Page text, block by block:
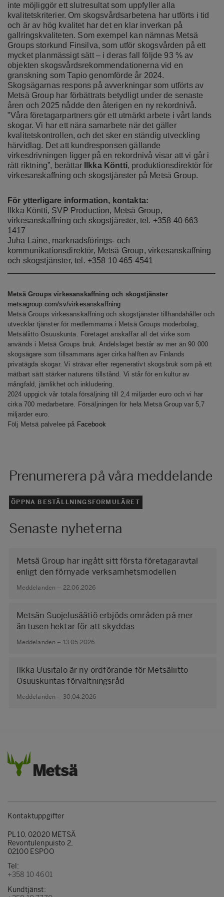
inte möjliggör ett slutresultat som uppfyller alla
kvalitetskriterier. Om skogsvårdsarbetena har utförts i tid
och är av hög kvalitet har det en klar inverkan på
gallringskvaliteten. Som exempel kan nämnas Metsä
Groups storkund Finsilva, som utför skogsvården på ett
mycket planmässigt sätt – i deras fall följde 93 % av
objekten skogsvårdsrekommendationerna vid en
granskning som Tapio genomförde år 2024.
Skogsägarnas respons på avverkningar som utförts av
Metsä Group har förbättrats betydligt under de senaste
åren och 2025 nådde den återigen en ny rekordnivå.
"Våra företagarpartners gör ett utmärkt arbete i vårt lands
skogar. Vi har ett nära samarbete när det gäller
kvalitetskontrollen, och det sker en ständig utveckling
härvidlag. Det att kundresponsen gällande
virkesdrivningen ligger på en rekordnivå visar att vi går i
rätt riktning”, berättar
Ilkka Köntti, produktionsdirektör för
virkesanskaffning och skogstjänster på Metsä Group.
För ytterligare information, kontakta:
Ilkka Köntti, SVP Production, Metsä Group,
virkesanskaffning och skogstjänster, tel. +358 40 663
1417
Juha Laine, marknadsförings- och
kommunikationsdirektör, Metsä Group, virkesanskaffning
och skogstjänster, tel. +358 10 465 4541
Metsä Groups virkesanskaffning och skogstjänster
metsagroup.com/sv/virkesanskaffning
Metsä Groups virkesanskaffning och skogstjänster tillhandahåller och
utvecklar tjänster för medlemmarna i Metsä Groups moderbolag,
Metsäliitto Osuuskunta. Företaget anskaffar all det virke som
används i Metsä Groups bruk. Andelslaget består av mer än 90 000
skogsägare som tillsammans äger cirka hälften av Finlands
privatägda skogar. Vi strävar efter regenerativt skogsbruk som på ett
mätbart sätt stärker naturens tillstånd. Vi står för en kultur av
mångfald, jämlikhet och inkludering.
2024 uppgick vår totala försäljning till 2,4 miljarder euro och vi har
cirka 700 medarbetare. Försäljningen för hela Metsä Group var 5,7
miljarder euro.
Följ Metsä palvelee på Facebook
Prenumerera på våra meddelande
ÖPPNA BESTÄLLNINGSFORMULÄRET
Senaste nyheterna
Metsä Group har ingått sitt första företagaravtal
enligt den förnyade verksamhetsmodellen
Meddelanden – 22.06.2026
Metsän Suojelusäätiö erbjöds områden på mer
än tusen hektar för att skyddas
Meddelanden – 13.05.2026
Ilkka Uusitalo är ny ordförande för Metsäliitto
Osuuskuntas förvaltningsråd
Meddelanden – 30.04.2026
Kontaktuppgifter
PL 10, 02020 METSÄ
Revontulenpuisto 2,
02100 ESPOO
Tel:
+358 10 4601
Kundtjänst: